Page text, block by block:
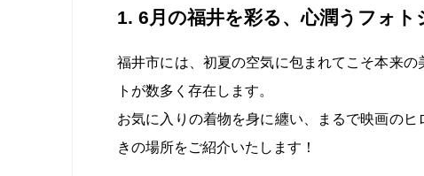
1. 6月の福井を彩る、心潤うフォト
福井市には、初夏の空気に包まれてこそ本来
トが数多く存在します。
お気に入りの着物を身に纏い、まるで映画の
きの場所をご紹介いたします！